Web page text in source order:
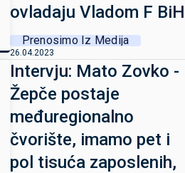
ovladaju Vladom F BiH
Prenosimo Iz Medija
26.04.2023
Intervju: Mato Zovko -
Žepče postaje
međuregionalno
čvorište, imamo pet i
pol tisuća zaposlenih,